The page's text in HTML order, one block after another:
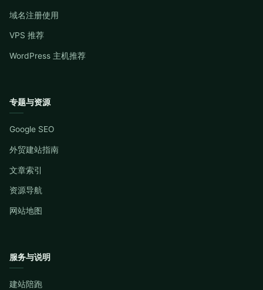
域名注册使用
VPS 推荐
WordPress 主机推荐
专题与资源
Google SEO
外贸建站指南
文章索引
资源导航
网站地图
服务与说明
建站陪跑